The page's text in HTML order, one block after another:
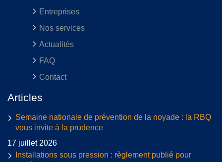
Entreprises
Nos services
Actualités
FAQ
Contact
Articles
Semaine nationale de prévention de la noyade : la RBQ
vous invite à la prudence
17 juillet 2026
Installations sous pression : règlement publié pour